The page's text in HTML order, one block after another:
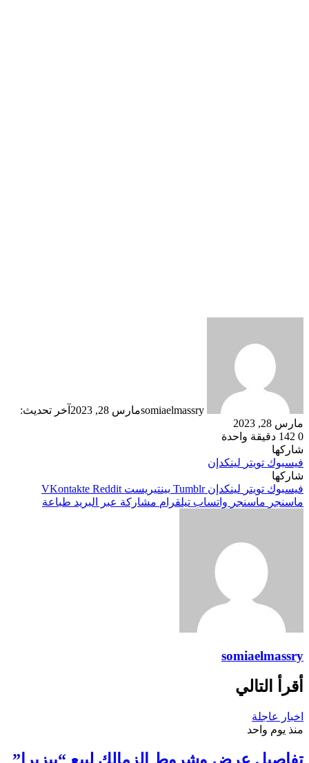
somiaelmassryمارس 28, 2023
آخر تحديث:
مارس 28, 2023
0
دقيقة واحدة
شاركها
فيسبوك تويتر لينكدإن
شاركها
فيسبوك تويتر لينكدإن بينتيريست
ماسنجر ماسنجر واتساب تيلقرام مشاركة عبر البريد طباعة
somiaelmassry
أقرأ التالي
اخبار عاجلة
منذ يوم واحد